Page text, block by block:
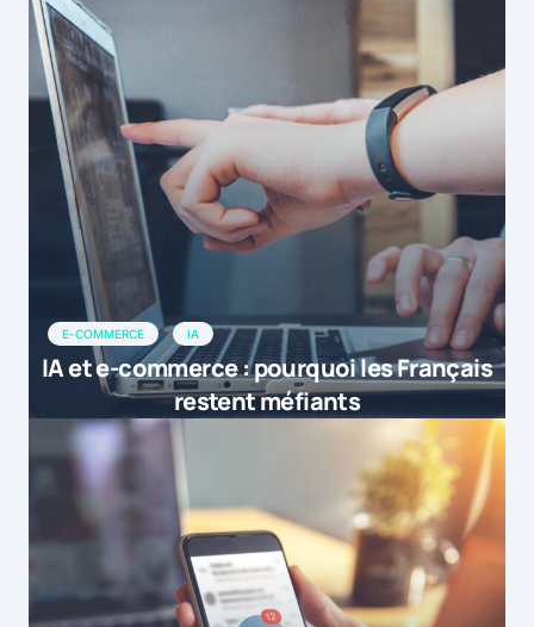
E-COMMERCE IA
IA et e-commerce : pourquoi les Français
restent méfiants